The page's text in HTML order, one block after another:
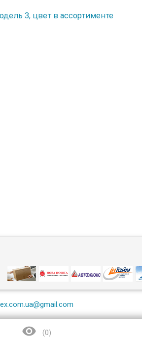
3, цвет в ассортименте
 (0)